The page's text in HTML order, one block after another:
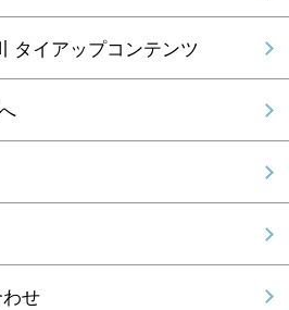
タイアップコンテンツ
せ